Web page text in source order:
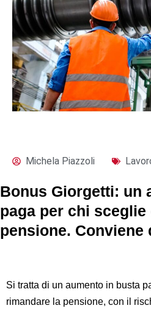
Michela Piazzoli
Bonus Giorgetti: un
paga per chi
pensione. Conviene
Si tratta di un aumento in busta
rimandare la pensione, con il